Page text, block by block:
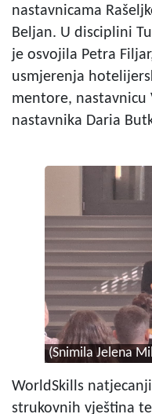
nastavnicama
Beljan. U disciplini
je osvojila Petra
usmjerenja
mentore, nastavnicu
nastavnika Daria
(Snimila Jelena
WorldSkills
strukovnih vještina